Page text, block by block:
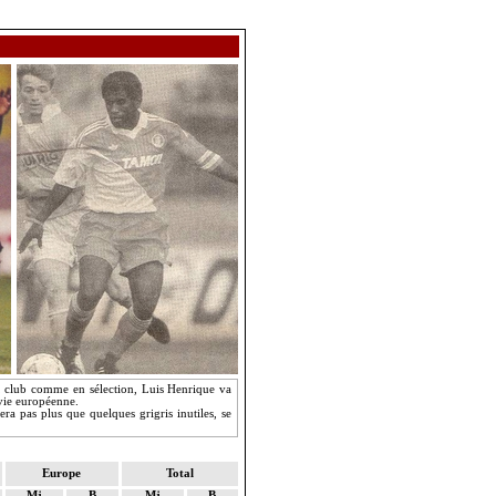
comme en sélection, Luis Henrique va
européenne.
pas plus que quelques grigris inutiles, se
Europe
Total